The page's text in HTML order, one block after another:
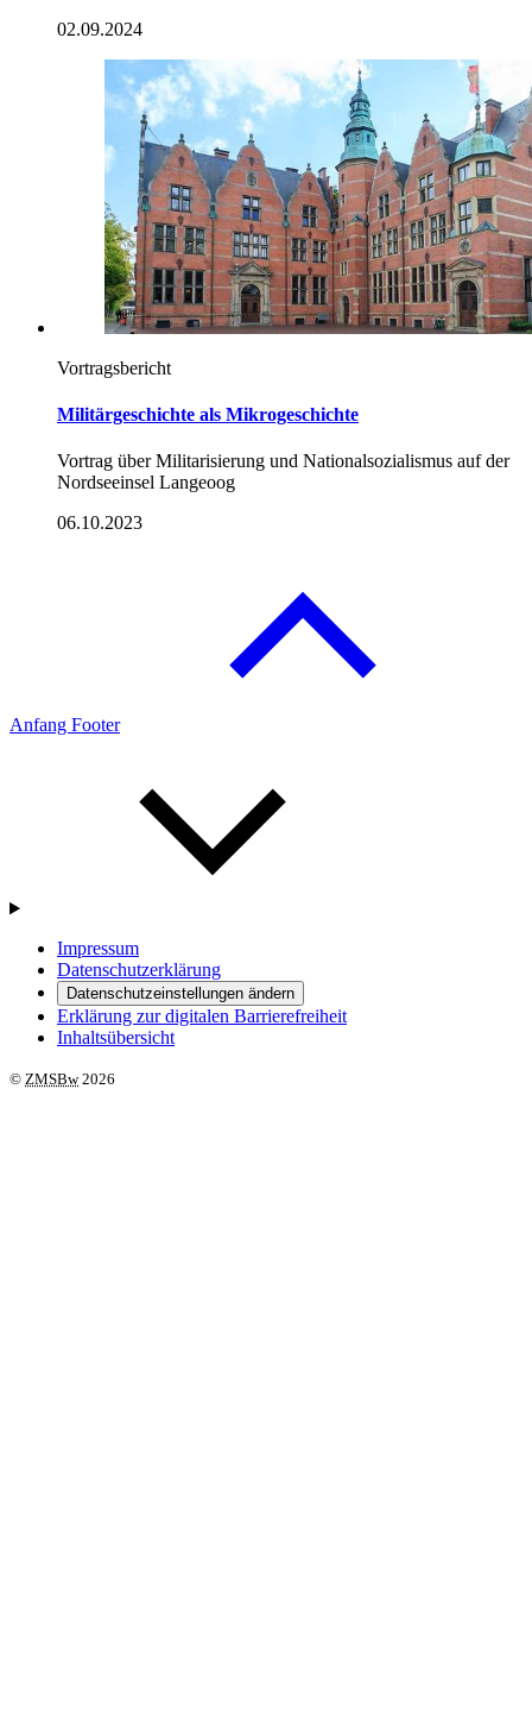
02.09.2024
Vortragsbericht
Militärgeschichte als Mikrogeschichte
Vortrag über Militarisierung und Nationalsozialismus auf der
Nordseeinsel Langeoog
06.10.2023
Anfang Footer
Impressum
Datenschutzerklärung
Datenschutzeinstellungen ändern
Erklärung zur digitalen Barrierefreiheit
Inhaltsübersicht
© ZMSBw2026